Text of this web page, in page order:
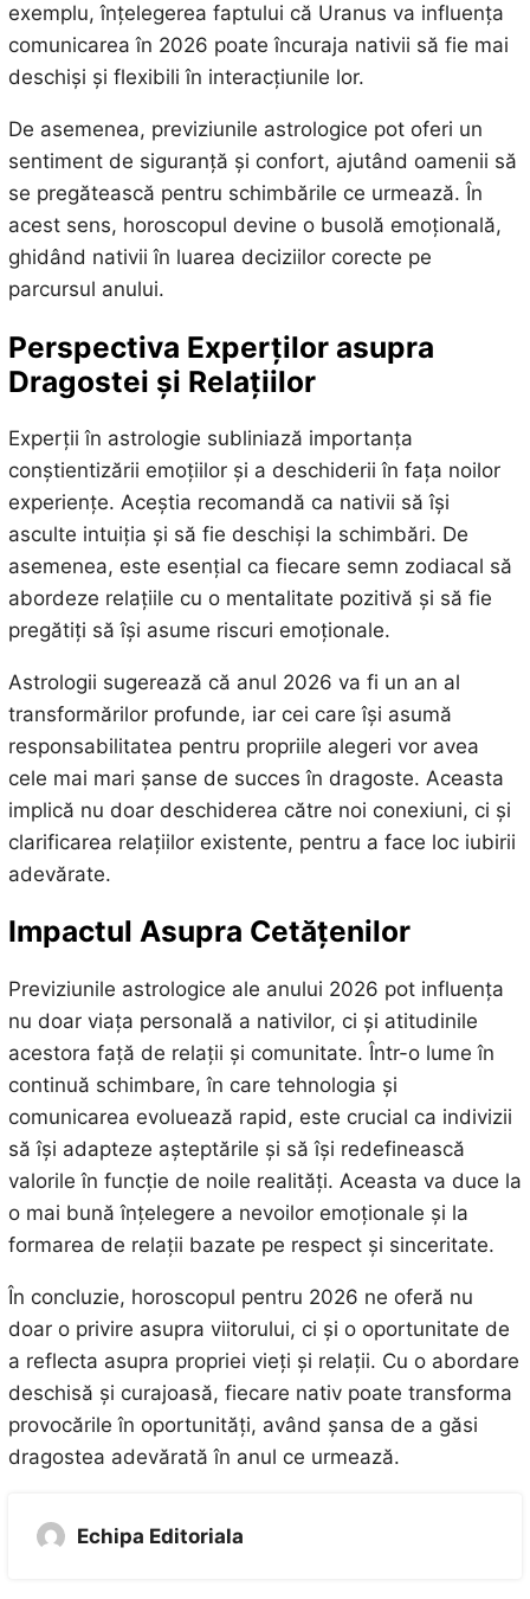
exemplu, înțelegerea faptului că Uranus va influența
comunicarea în 2026 poate încuraja nativii să fie mai
deschiși și flexibili în interacțiunile lor.
De asemenea, previziunile astrologice pot oferi un
sentiment de siguranță și confort, ajutând oamenii să
se pregătească pentru schimbările ce urmează. În
acest sens, horoscopul devine o busolă emoțională,
ghidând nativii în luarea deciziilor corecte pe
parcursul anului.
Perspectiva Experților asupra
Dragostei și Relațiilor
Experții în astrologie subliniază importanța
conștientizării emoțiilor și a deschiderii în fața noilor
experiențe. Aceștia recomandă ca nativii să își
asculte intuiția și să fie deschiși la schimbări. De
asemenea, este esențial ca fiecare semn zodiacal să
abordeze relațiile cu o mentalitate pozitivă și să fie
pregătiți să își asume riscuri emoționale.
Astrologii sugerează că anul 2026 va fi un an al
transformărilor profunde, iar cei care își asumă
responsabilitatea pentru propriile alegeri vor avea
cele mai mari șanse de succes în dragoste. Aceasta
implică nu doar deschiderea către noi conexiuni, ci și
clarificarea relațiilor existente, pentru a face loc iubirii
adevărate.
Impactul Asupra Cetățenilor
Previziunile astrologice ale anului 2026 pot influența
nu doar viața personală a nativilor, ci și atitudinile
acestora față de relații și comunitate. Într-o lume în
continuă schimbare, în care tehnologia și
comunicarea evoluează rapid, este crucial ca indivizii
să își adapteze așteptările și să își redefinească
valorile în funcție de noile realități. Aceasta va duce la
o mai bună înțelegere a nevoilor emoționale și la
formarea de relații bazate pe respect și sinceritate.
În concluzie, horoscopul pentru 2026 ne oferă nu
doar o privire asupra viitorului, ci și o oportunitate de
a reflecta asupra propriei vieți și relații. Cu o abordare
deschisă și curajoasă, fiecare nativ poate transforma
provocările în oportunități, având șansa de a găsi
dragostea adevărată în anul ce urmează.
Echipa Editoriala